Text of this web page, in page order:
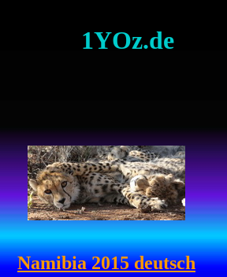
1YOz.de
Namibia 2015 deutsch